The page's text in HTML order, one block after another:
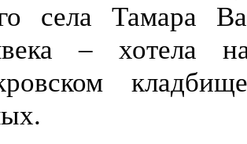
села Тамара
– хотела